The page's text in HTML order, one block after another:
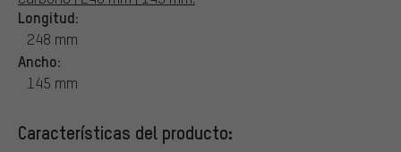
Longitud:
248 mm
Ancho:
145 mm
Características del producto: